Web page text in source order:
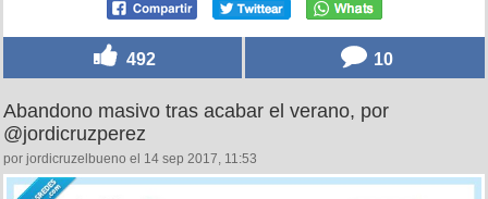
492 10
Abandono masivo tras acabar el verano, por
@jordicruzperez
por jordicruzelbueno el 14 sep 2017, 11:53